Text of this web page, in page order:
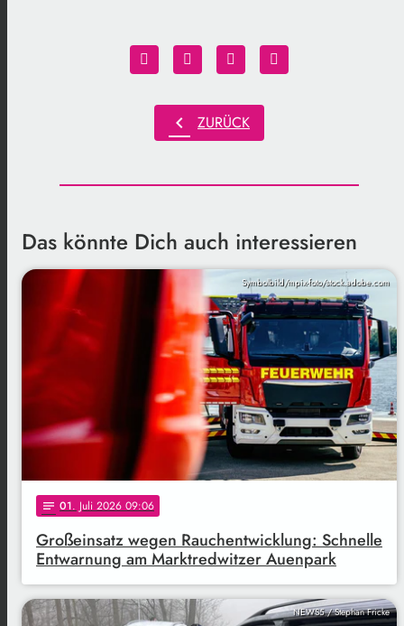
chevron_left ZURÜCK
Das könnte Dich auch interessieren
Symbolbild/mpix-foto/stock.adobe.com
notes 01. Juli 2026 09:06
Großeinsatz wegen Rauchentwicklung: Schnelle
Entwarnung am Marktredwitzer Auenpark
NEWS5 / Stephan Fricke